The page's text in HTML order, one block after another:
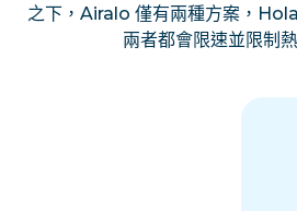
之下，Airalo 僅有兩種方案，
兩者都會限速並限制